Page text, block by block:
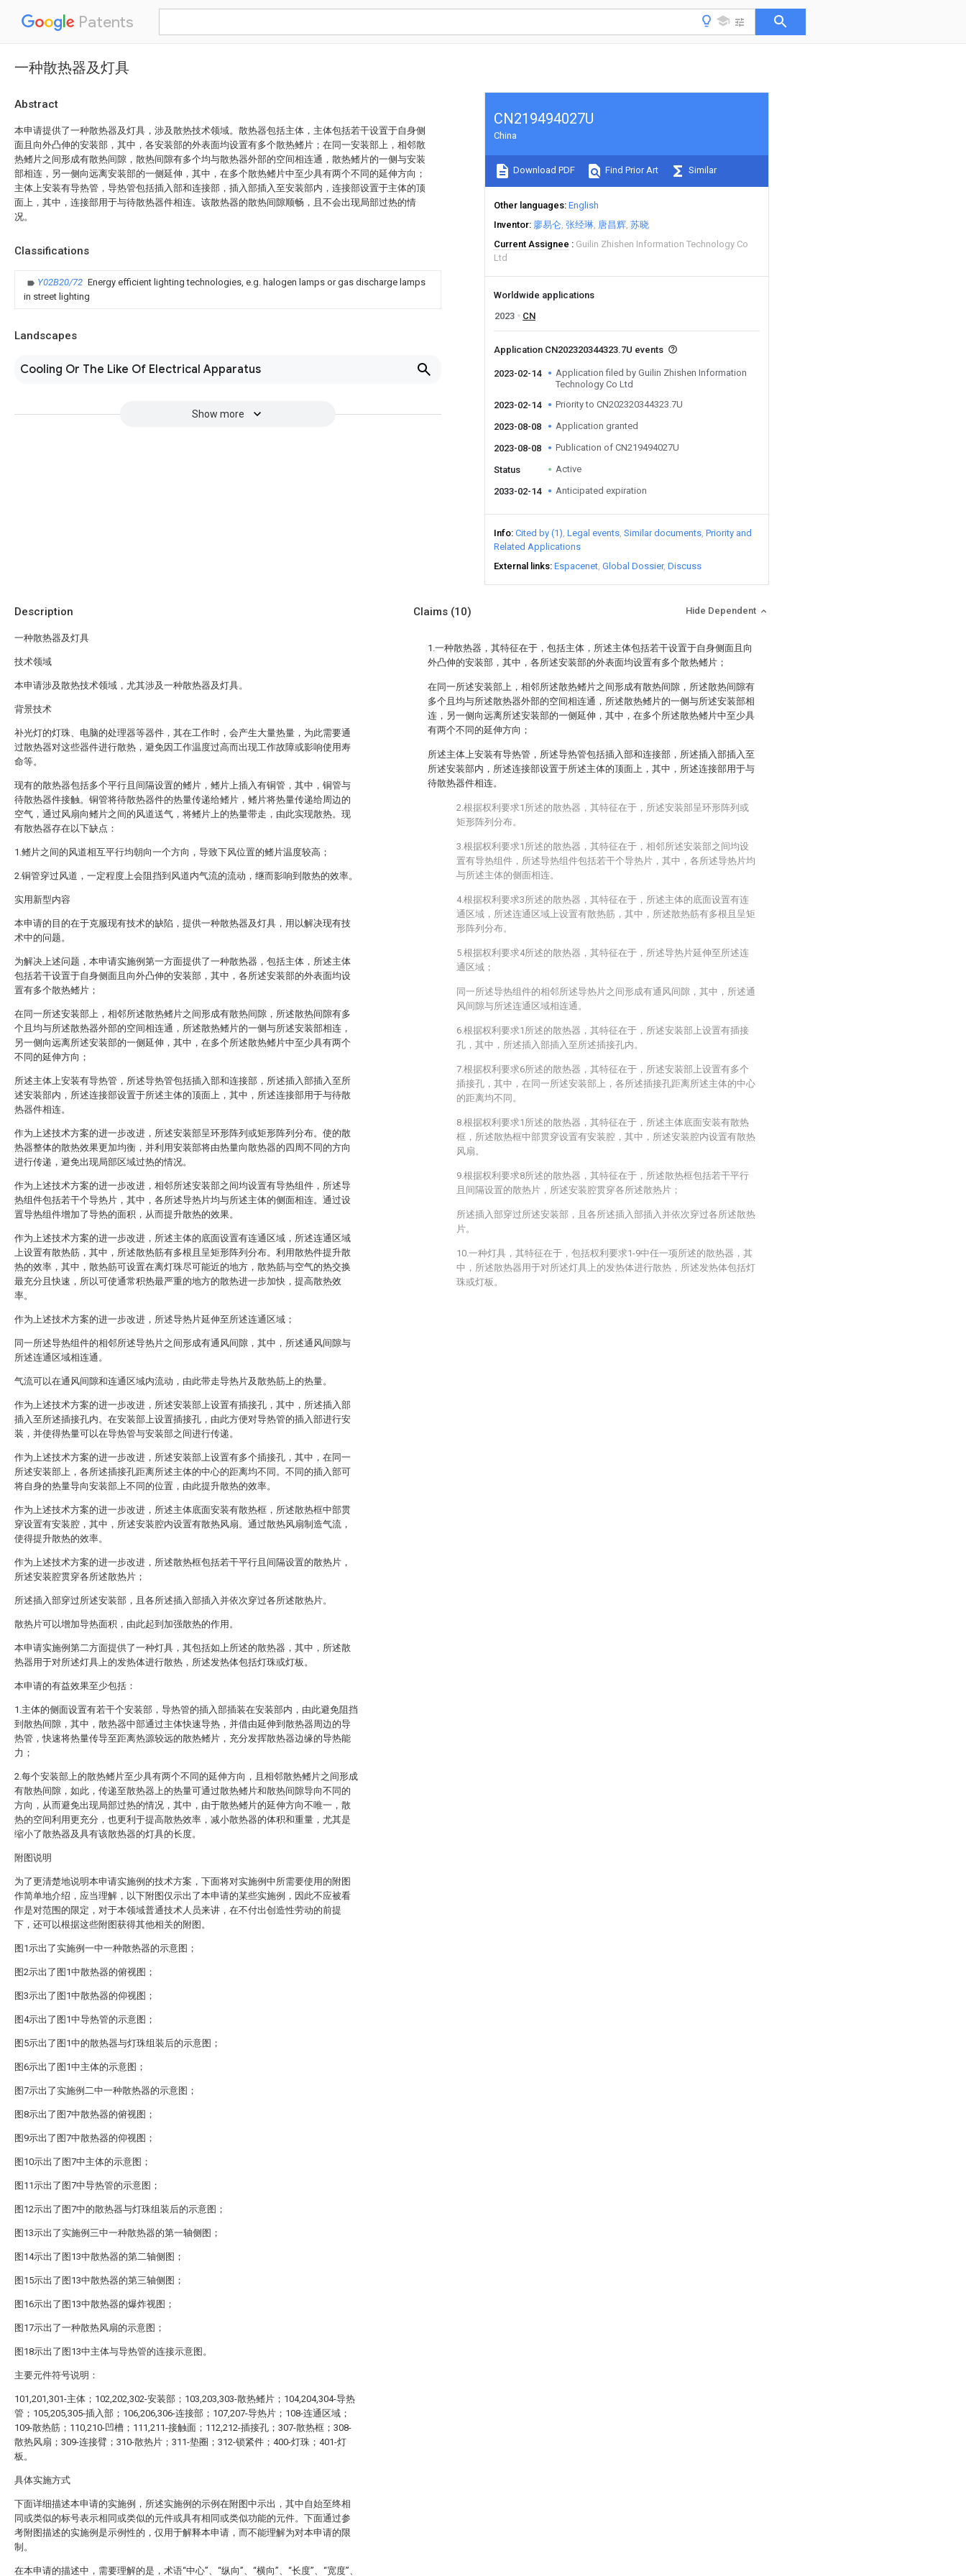
Patents
一种散热器及灯具
Abstract
本申请提供了一种散热器及灯具，涉及散热技术领域。散热器包括主体，主体包括若干设置于自身侧
面且向外凸伸的安装部，其中，各安装部的外表面均设置有多个散热鳍片；在同一安装部上，相邻散
热鳍片之间形成有散热间隙，散热间隙有多个均与散热器外部的空间相连通，散热鳍片的一侧与安装
部相连，另一侧向远离安装部的一侧延伸，其中，在多个散热鳍片中至少具有两个不同的延伸方向；
主体上安装有导热管，导热管包括插入部和连接部，插入部插入至安装部内，连接部设置于主体的顶
面上，其中，连接部用于与待散热器件相连。该散热器的散热间隙顺畅，且不会出现局部过热的情
况。
Classifications
Y02B20/72 Energy efficient lighting technologies, e.g. halogen lamps or gas discharge lamps
in street lighting
Landscapes
Cooling Or The Like Of Electrical Apparatus
Show more
CN219494027U
China
Download PDF Find Prior Art Similar
Other languages English
Inventor 廖易仑 张经琳 唐昌辉 苏晓
Current Assignee
Guilin Zhishen Information Technology Co
Ltd
Worldwide applications
2023
CN
Application CN202320344323.7U events
2023-02-14
Application filed by Guilin Zhishen Information
Technology Co Ltd
2023-02-14
Priority to CN202320344323.7U
2023-08-08 Application granted
2023-08-08 Publication of CN219494027U
Status Active
2033-02-14 Anticipated expiration
Info Cited by (1) Legal events Similar documents Priority and
Related Applications
External links Espacenet Global Dossier Discuss
Description
一种散热器及灯具
技术领域
本申请涉及散热技术领域，尤其涉及一种散热器及灯具。
背景技术
补光灯的灯珠、电脑的处理器等器件，其在工作时，会产生大量热量，为此需要通
过散热器对这些器件进行散热，避免因工作温度过高而出现工作故障或影响使用寿
命等。
现有的散热器包括多个平行且间隔设置的鳍片，鳍片上插入有铜管，其中，铜管与
待散热器件接触。铜管将待散热器件的热量传递给鳍片，鳍片将热量传递给周边的
空气，通过风扇向鳍片之间的风道送气，将鳍片上的热量带走，由此实现散热。现
有散热器存在以下缺点：
1.鳍片之间的风道相互平行均朝向一个方向，导致下风位置的鳍片温度较高；
2.铜管穿过风道，一定程度上会阻挡到风道内气流的流动，继而影响到散热的效率。
实用新型内容
本申请的目的在于克服现有技术的缺陷，提供一种散热器及灯具，用以解决现有技
术中的问题。
为解决上述问题，本申请实施例第一方面提供了一种散热器，包括主体，所述主体
包括若干设置于自身侧面且向外凸伸的安装部，其中，各所述安装部的外表面均设
置有多个散热鳍片；
在同一所述安装部上，相邻所述散热鳍片之间形成有散热间隙，所述散热间隙有多
个且均与所述散热器外部的空间相连通，所述散热鳍片的一侧与所述安装部相连，
另一侧向远离所述安装部的一侧延伸，其中，在多个所述散热鳍片中至少具有两个
不同的延伸方向；
所述主体上安装有导热管，所述导热管包括插入部和连接部，所述插入部插入至所
述安装部内，所述连接部设置于所述主体的顶面上，其中，所述连接部用于与待散
热器件相连。
作为上述技术方案的进一步改进，所述安装部呈环形阵列或矩形阵列分布。使的散
热器整体的散热效果更加均衡，并利用安装部将由热量向散热器的四周不同的方向
进行传递，避免出现局部区域过热的情况。
作为上述技术方案的进一步改进，相邻所述安装部之间均设置有导热组件，所述导
热组件包括若干个导热片，其中，各所述导热片均与所述主体的侧面相连。通过设
置导热组件增加了导热的面积，从而提升散热的效果。
作为上述技术方案的进一步改进，所述主体的底面设置有连通区域，所述连通区域
上设置有散热筋，其中，所述散热筋有多根且呈矩形阵列分布。利用散热件提升散
热的效率，其中，散热筋可设置在离灯珠尽可能近的地方，散热筋与空气的热交换
最充分且快速，所以可使通常积热最严重的地方的散热进一步加快，提高散热效
率。
作为上述技术方案的进一步改进，所述导热片延伸至所述连通区域；
同一所述导热组件的相邻所述导热片之间形成有通风间隙，其中，所述通风间隙与
所述连通区域相连通。
气流可以在通风间隙和连通区域内流动，由此带走导热片及散热筋上的热量。
作为上述技术方案的进一步改进，所述安装部上设置有插接孔，其中，所述插入部
插入至所述插接孔内。在安装部上设置插接孔，由此方便对导热管的插入部进行安
装，并使得热量可以在导热管与安装部之间进行传递。
作为上述技术方案的进一步改进，所述安装部上设置有多个插接孔，其中，在同一
所述安装部上，各所述插接孔距离所述主体的中心的距离均不同。不同的插入部可
将自身的热量导向安装部上不同的位置，由此提升散热的效率。
作为上述技术方案的进一步改进，所述主体底面安装有散热框，所述散热框中部贯
穿设置有安装腔，其中，所述安装腔内设置有散热风扇。通过散热风扇制造气流，
使得提升散热的效率。
作为上述技术方案的进一步改进，所述散热框包括若干平行且间隔设置的散热片，
所述安装腔贯穿各所述散热片；
所述插入部穿过所述安装部，且各所述插入部插入并依次穿过各所述散热片。
散热片可以增加导热面积，由此起到加强散热的作用。
本申请实施例第二方面提供了一种灯具，其包括如上所述的散热器，其中，所述散
热器用于对所述灯具上的发热体进行散热，所述发热体包括灯珠或灯板。
本申请的有益效果至少包括：
1.主体的侧面设置有若干个安装部，导热管的插入部插装在安装部内，由此避免阻挡
到散热间隙，其中，散热器中部通过主体快速导热，并借由延伸到散热器周边的导
热管，快速将热量传导至距离热源较远的散热鳍片，充分发挥散热器边缘的导热能
力；
2.每个安装部上的散热鳍片至少具有两个不同的延伸方向，且相邻散热鳍片之间形成
有散热间隙，如此，传递至散热器上的热量可通过散热鳍片和散热间隙导向不同的
方向，从而避免出现局部过热的情况，其中，由于散热鳍片的延伸方向不唯一，散
热的空间利用更充分，也更利于提高散热效率，减小散热器的体积和重量，尤其是
缩小了散热器及具有该散热器的灯具的长度。
附图说明
为了更清楚地说明本申请实施例的技术方案，下面将对实施例中所需要使用的附图
作简单地介绍，应当理解，以下附图仅示出了本申请的某些实施例，因此不应被看
作是对范围的限定，对于本领域普通技术人员来讲，在不付出创造性劳动的前提
下，还可以根据这些附图获得其他相关的附图。
图1示出了实施例一中一种散热器的示意图；
图2示出了图1中散热器的俯视图；
图3示出了图1中散热器的仰视图；
图4示出了图1中导热管的示意图；
图5示出了图1中的散热器与灯珠组装后的示意图；
图6示出了图1中主体的示意图；
图7示出了实施例二中一种散热器的示意图；
图8示出了图7中散热器的俯视图；
图9示出了图7中散热器的仰视图；
图10示出了图7中主体的示意图；
图11示出了图7中导热管的示意图；
图12示出了图7中的散热器与灯珠组装后的示意图；
图13示出了实施例三中一种散热器的第一轴侧图；
图14示出了图13中散热器的第二轴侧图；
图15示出了图13中散热器的第三轴侧图；
图16示出了图13中散热器的爆炸视图；
图17示出了一种散热风扇的示意图；
图18示出了图13中主体与导热管的连接示意图。
主要元件符号说明：
101,201,301-主体；102,202,302-安装部；103,203,303-散热鳍片；104,204,304-导热
管；105,205,305-插入部；106,206,306-连接部；107,207-导热片；108-连通区域；
109-散热筋；110,210-凹槽；111,211-接触面；112,212-插接孔；307-散热框；308-
散热风扇；309-连接臂；310-散热片；311-垫圈；312-锁紧件；400-灯珠；401-灯
板。
具体实施方式
下面详细描述本申请的实施例，所述实施例的示例在附图中示出，其中自始至终相
同或类似的标号表示相同或类似的元件或具有相同或类似功能的元件。下面通过参
考附图描述的实施例是示例性的，仅用于解释本申请，而不能理解为对本申请的限
制。
在本申请的描述中，需要理解的是，术语“中心”、“纵向”、“横向”、“长度”、“宽度”、
Claims (10) Hide Dependent
1.一种散热器，其特征在于，包括主体，所述主体包括若干设置于自身侧面且向
外凸伸的安装部，其中，各所述安装部的外表面均设置有多个散热鳍片；
在同一所述安装部上，相邻所述散热鳍片之间形成有散热间隙，所述散热间隙有
多个且均与所述散热器外部的空间相连通，所述散热鳍片的一侧与所述安装部相
连，另一侧向远离所述安装部的一侧延伸，其中，在多个所述散热鳍片中至少具
有两个不同的延伸方向；
所述主体上安装有导热管，所述导热管包括插入部和连接部，所述插入部插入至
所述安装部内，所述连接部设置于所述主体的顶面上，其中，所述连接部用于与
待散热器件相连。
2.根据权利要求1所述的散热器，其特征在于，所述安装部呈环形阵列或
矩形阵列分布。
3.根据权利要求1所述的散热器，其特征在于，相邻所述安装部之间均设
置有导热组件，所述导热组件包括若干个导热片，其中，各所述导热片均
与所述主体的侧面相连。
4.根据权利要求3所述的散热器，其特征在于，所述主体的底面设置有连
通区域，所述连通区域上设置有散热筋，其中，所述散热筋有多根且呈矩
形阵列分布。
5.根据权利要求4所述的散热器，其特征在于，所述导热片延伸至所述连
通区域；
同一所述导热组件的相邻所述导热片之间形成有通风间隙，其中，所述通
风间隙与所述连通区域相连通。
6.根据权利要求1所述的散热器，其特征在于，所述安装部上设置有插接
孔，其中，所述插入部插入至所述插接孔内。
7.根据权利要求6所述的散热器，其特征在于，所述安装部上设置有多个
插接孔，其中，在同一所述安装部上，各所述插接孔距离所述主体的中心
的距离均不同。
8.根据权利要求1所述的散热器，其特征在于，所述主体底面安装有散热
框，所述散热框中部贯穿设置有安装腔，其中，所述安装腔内设置有散热
风扇。
9.根据权利要求8所述的散热器，其特征在于，所述散热框包括若干平行
且间隔设置的散热片，所述安装腔贯穿各所述散热片；
所述插入部穿过所述安装部，且各所述插入部插入并依次穿过各所述散热
片。
10.一种灯具，其特征在于，包括权利要求1-9中任一项所述的散热器，其
中，所述散热器用于对所述灯具上的发热体进行散热，所述发热体包括灯
珠或灯板。